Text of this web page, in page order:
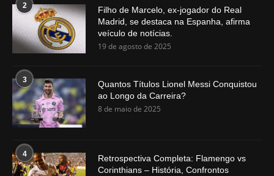
2
Filho de Marcelo, ex-jogador do Real
Madrid, se destaca na Espanha, afirma
veículo de notícias.
19 de agosto de 2025
3
Quantos Títulos Lionel Messi Conquistou
ao Longo da Carreira?
8 de maio de 2025
4
Retrospectiva Completa: Flamengo vs
Corinthians – História, Confrontos